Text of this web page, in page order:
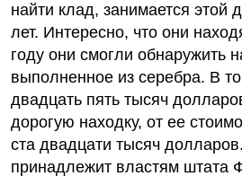
найти клад, занимается этой
лет. Интересно, что они
году они смогли обнаружить
выполненное из серебра. В
двадцать пять тысяч
дорогую находку, от ее
ста двадцати тысяч
принадлежит властям штата